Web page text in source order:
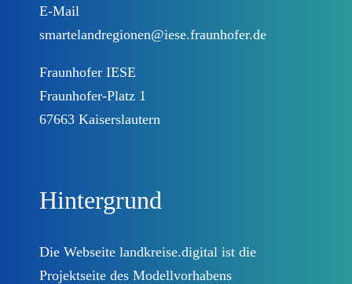
DEUTSCHLAND.DIGITAL
Datenschutzinformationen
Impressum
E-Mail
smartelandregionen@iese.fraunhofer.de
Fraunhofer IESE
Fraunhofer-Platz 1
67663 Kaiserslautern
Hintergrund
Die Webseite landkreise.digital ist die
Projektseite des Modellvorhabens